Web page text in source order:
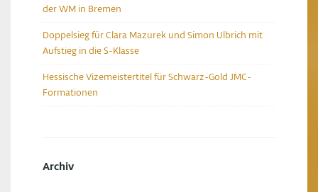
der WM in Bremen
Doppelsieg für Clara Mazurek und Simon Ulbrich mit
Aufstieg in die S-Klasse
Hessische Vizemeistertitel für Schwarz-Gold JMC-
Formationen
Archiv